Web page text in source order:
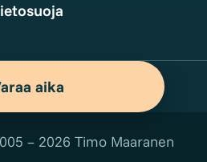
aika
– 2026 Timo Maaranen